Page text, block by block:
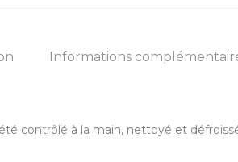
Informations
contrôlé à la main, nettoyé et